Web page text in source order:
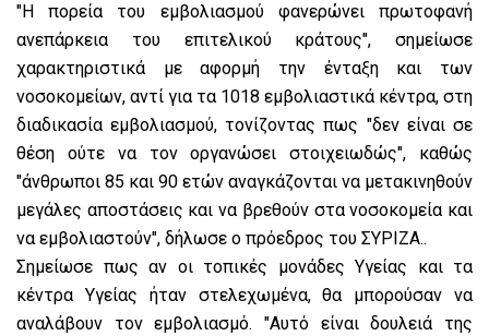
"Η πορεία του εμβολιασμού φανερώνει πρωτοφανή
ανεπάρκεια του επιτελικού κράτους", σημείωσε
χαρακτηριστικά με αφορμή την ένταξη και των
νοσοκομείων, αντί για τα 1018 εμβολιαστικά κέντρα, στη
διαδικασία εμβολιασμού, τονίζοντας πως "δεν είναι σε
θέση ούτε να τον οργανώσει στοιχειωδώς", καθώς
"άνθρωποι 85 και 90 ετών αναγκάζονται να μετακινηθούν
μεγάλες αποστάσεις και να βρεθούν στα νοσοκομεία και
να εμβολιαστούν", δήλωσε ο πρόεδρος του ΣΥΡΙΖΑ..
Σημείωσε πως αν οι τοπικές μονάδες Υγείας και τα
κέντρα Υγείας ήταν στελεχωμένα, θα μπορούσαν να
αναλάβουν τον εμβολιασμό. "Αυτό είναι δουλειά της